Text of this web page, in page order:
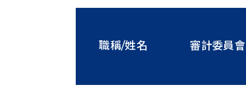
職稱/姓名 審計委員會